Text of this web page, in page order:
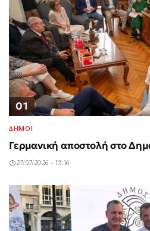
01
ΔΗΜΟΙ
Γερμανική αποστολή στο
27/07/2026 - 13:16